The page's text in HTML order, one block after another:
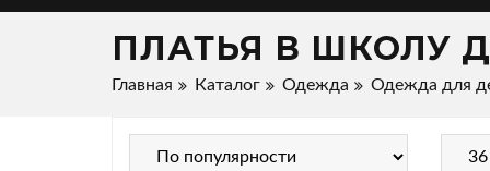
ПЛАТЬЯ В ШКОЛУ
Главная Каталог Одежда Одежда для